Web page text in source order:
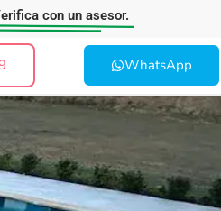
con un asesor.
WhatsApp